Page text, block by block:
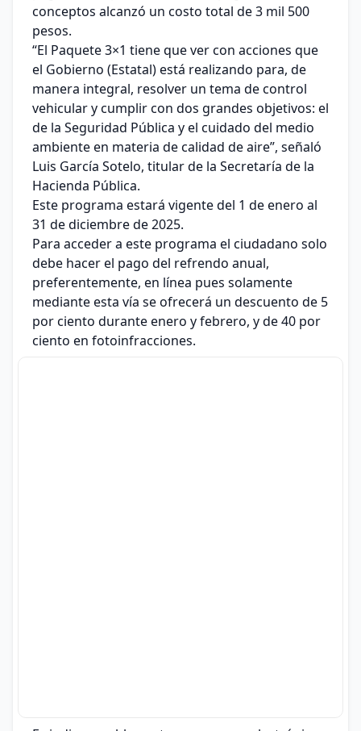
conceptos alcanzó un costo total de 3 mil 500
pesos.
“El Paquete 3×1 tiene que ver con acciones que
el Gobierno (Estatal) está realizando para, de
manera integral, resolver un tema de control
vehicular y cumplir con dos grandes objetivos: el
de la Seguridad Pública y el cuidado del medio
ambiente en materia de calidad de aire”, señaló
Luis García Sotelo, titular de la Secretaría de la
Hacienda Pública.
Este programa estará vigente del 1 de enero al
31 de diciembre de 2025.
Para acceder a este programa el ciudadano solo
debe hacer el pago del refrendo anual,
preferentemente, en línea pues solamente
mediante esta vía se ofrecerá un descuento de 5
por ciento durante enero y febrero, y de 40 por
ciento en fotoinfracciones.